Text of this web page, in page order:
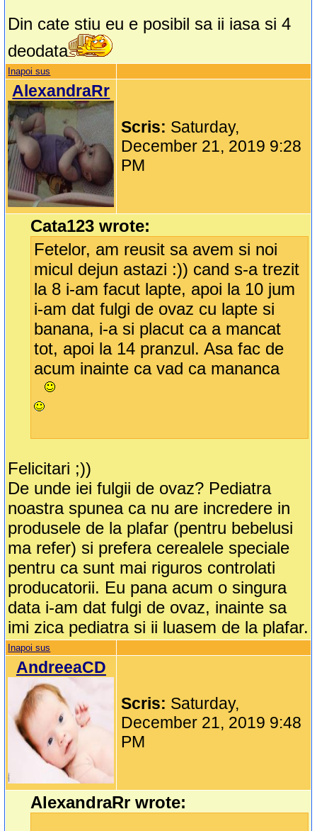
Din cate stiu eu e posibil sa ii iasa si 4
deodata
Inapoi sus
AlexandraRr
Scris: Saturday,
December 21, 2019 9:28
PM
Cata123 wrote:
Fetelor, am reusit sa avem si noi
micul dejun astazi :)) cand s-a trezit
la 8 i-am facut lapte, apoi la 10 jum
i-am dat fulgi de ovaz cu lapte si
banana, i-a si placut ca a mancat
tot, apoi la 14 pranzul. Asa fac de
acum inainte ca vad ca mananca
Felicitari ;))
De unde iei fulgii de ovaz? Pediatra
noastra spunea ca nu are incredere in
produsele de la plafar (pentru bebelusi
ma refer) si prefera cerealele speciale
pentru ca sunt mai riguros controlati
producatorii. Eu pana acum o singura
data i-am dat fulgi de ovaz, inainte sa
imi zica pediatra si ii luasem de la plafar.
Inapoi sus
AndreeaCD
Scris: Saturday,
December 21, 2019 9:48
PM
AlexandraRr wrote: